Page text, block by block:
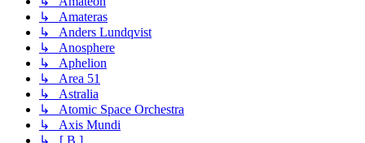
↳ Amateras
↳ Anders Lundqvist
↳ Anosphere
↳ Aphelion
↳ Area 51
↳ Astralia
↳ Atomic Space Orchestra
↳ Axis Mundi
↳ [ B ]